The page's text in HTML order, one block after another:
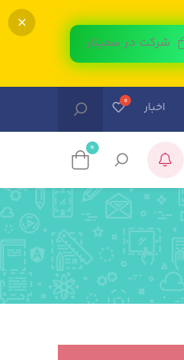
شرکت در سمینار
اخبار
0